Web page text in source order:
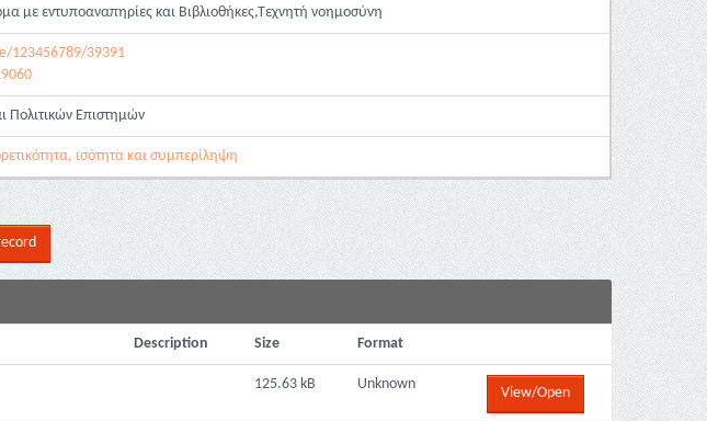
με εντυποαναπηρίες και Βιβλιοθήκες,Τεχνητή νοημοσύνη
123456789/39391
Πολιτικών Επιστημών
ισότητα και συμπερίληψη
Description Size Format
125.63 kB Unknown
View/Open